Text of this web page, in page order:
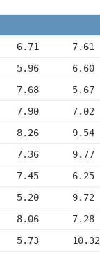
6.71      7.61
5.96      6.60
7.68      5.67
7.90      7.02
8.26      9.54
7.36      9.77
7.45      6.25
5.20      9.72
8.06      7.28
5.73      10.32